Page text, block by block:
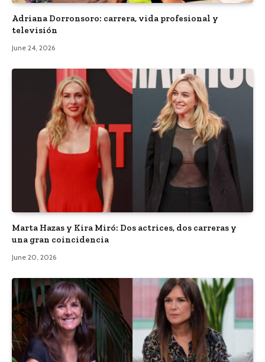
Adriana Dorronsoro: carrera, vida profesional y
televisión
June 24, 2026
Marta Hazas y Kira Miró: Dos actrices, dos carreras y
una gran coincidencia
June 20, 2026